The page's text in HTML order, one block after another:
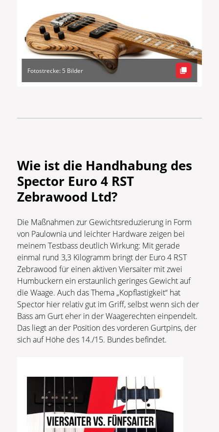
Fotostrecke: 5 Bilder
Wie ist die Handhabung des
Spector Euro 4 RST
Zebrawood Ltd?
Die Maßnahmen zur Gewichtsreduzierung in Form
von Paulownia und leichter Hardware zeigen bei
meinem Testbass deutlich Wirkung: Mit gerade
einmal rund 3,3 Kilogramm bringt der Euro 4 RST
Zebrawood für einen aktiven Viersaiter mit zwei
Humbuckern ein erstaunlich geringes Gewicht auf
die Waage. Auch das Thema „Kopflastigkeit“ hat
Spector hier relativ gut im Griff, selbst wenn sich der
Bass am Gurt eher in der Waagerechten einpendelt.
Das liegt an der Position des vorderen Gurtpins, der
sich auf Höhe des 14./15. Bundes befindet.